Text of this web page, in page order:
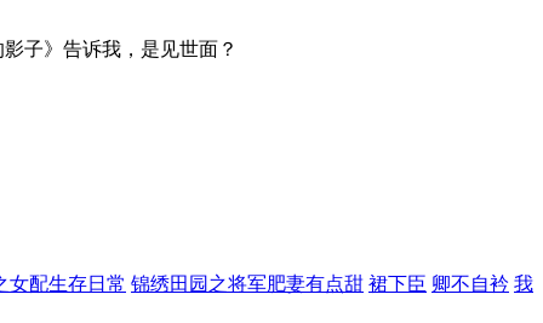
子》告诉我，是见世面？
女配生存日常 锦绣田园之将军肥妻有点甜 裙下臣 卿不自衿 我